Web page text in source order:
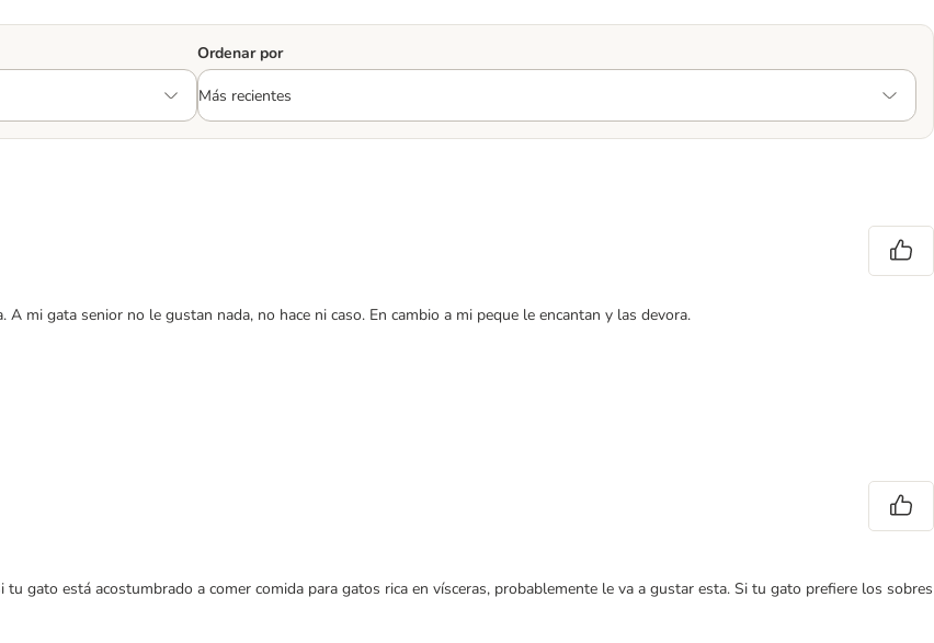
Ordenar por
mi gata senior no le gustan nada, no hace ni caso. En cambio a mi peque le encantan y las devora.
gato está acostumbrado a comer comida para gatos rica en vísceras, probablemente le va a gustar esta. Si tu gato prefiere los sobres